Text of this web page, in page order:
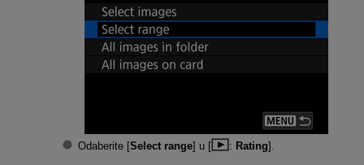
Odaberite [Select range] u [ : Rating].